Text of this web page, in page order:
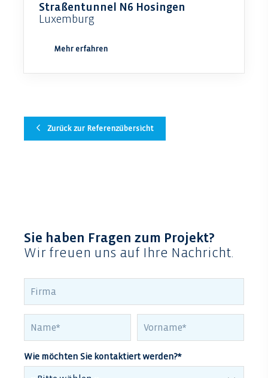
Straßentunnel N6 Hosingen
Luxemburg
Mehr erfahren
Zurück zur Referenzübersicht
Sie haben Fragen zum Projekt?
Wir freuen uns auf Ihre Nachricht.
Wie möchten Sie kontaktiert werden?*